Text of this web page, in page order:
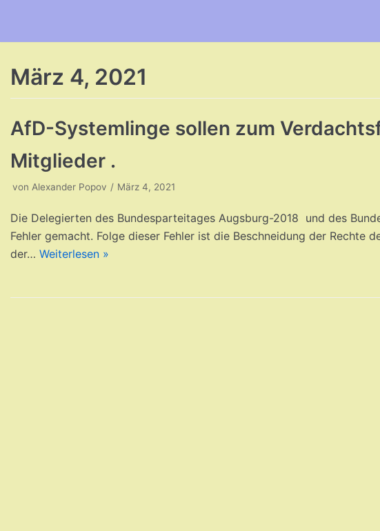
März 4, 2021
AfD-Systemlinge sollen zum
Mitglieder .
von Alexander Popov März 4, 2021
Die Delegierten des Bundesparteitages Augsburg-2018 und des
Fehler gemacht. Folge dieser Fehler ist die Beschneidung der Rechte
der… Weiterlesen »